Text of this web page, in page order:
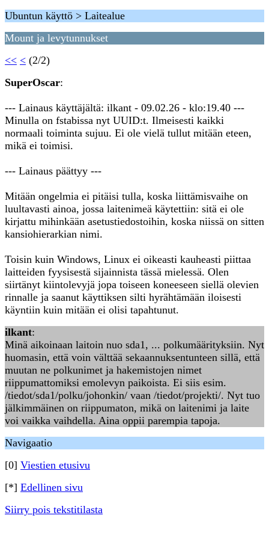
Ubuntun käyttö > Laitealue
Mount ja levytunnukset
<< < (2/2)
SuperOscar:
--- Lainaus käyttäjältä: ilkant - 09.02.26 - klo:19.40 ---
Minulla on fstabissa nyt UUID:t. Ilmeisesti kaikki
normaali toiminta sujuu. Ei ole vielä tullut mitään eteen,
mikä ei toimisi.
--- Lainaus päättyy ---
Mitään ongelmia ei pitäisi tulla, koska liittämisvaihe on
luultavasti ainoa, jossa laitenimeä käytettiin: sitä ei ole
kirjattu mihinkään asetustiedostoihin, koska niissä on sitten
kansiohierarkian nimi.
Toisin kuin Windows, Linux ei oikeasti kauheasti piittaa
laitteiden fyysisestä sijainnista tässä mielessä. Olen
siirtänyt kiintolevyjä jopa toiseen koneeseen siellä olevien
rinnalle ja saanut käyttiksen silti hyrähtämään iloisesti
käyntiin kuin mitään ei olisi tapahtunut.
ilkant:
Minä aikoinaan laitoin nuo sda1, ... polkumäärityksiin. Nyt
huomasin, että voin välttää sekaannuksentunteen sillä, että
muutan ne polkunimet ja hakemistojen nimet
riippumattomiksi emolevyn paikoista. Ei siis esim.
/tiedot/sda1/polku/johonkin/ vaan /tiedot/projekti/. Nyt tuo
jälkimmäinen on riippumaton, mikä on laitenimi ja laite
voi vaikka vaihdella. Aina oppii parempia tapoja.
Navigaatio
[0] Viestien etusivu
[*] Edellinen sivu
Siirry pois tekstitilasta